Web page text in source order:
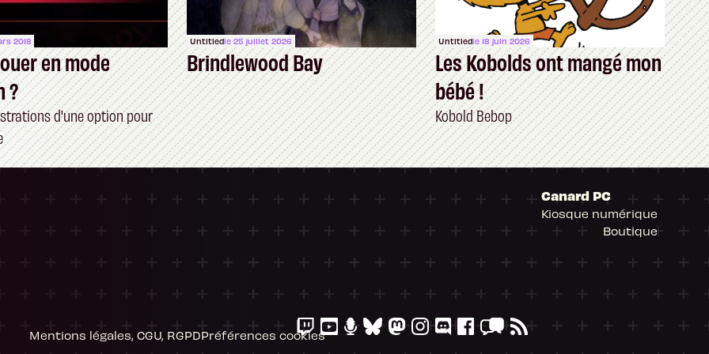
2018
en mode
?
d'une option pour
Untitledle 25 juillet 2026
Brindlewood Bay
Untitledle 18 juin 2026
Les Kobolds ont mangé mon
bébé !
Kobold Bebop
Canard PC
Kiosque numérique
Boutique
Mentions légales, CGU, RGPDPréférences cookies
gérer vos paramètres de confidentialité, en garantissant la conformité avec les